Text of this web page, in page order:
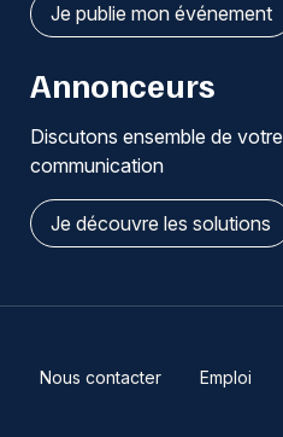
Je publie mon événement
Annonceurs
Discutons ensemble de votre
communication
Je découvre les solutions
Nous contacter Emploi